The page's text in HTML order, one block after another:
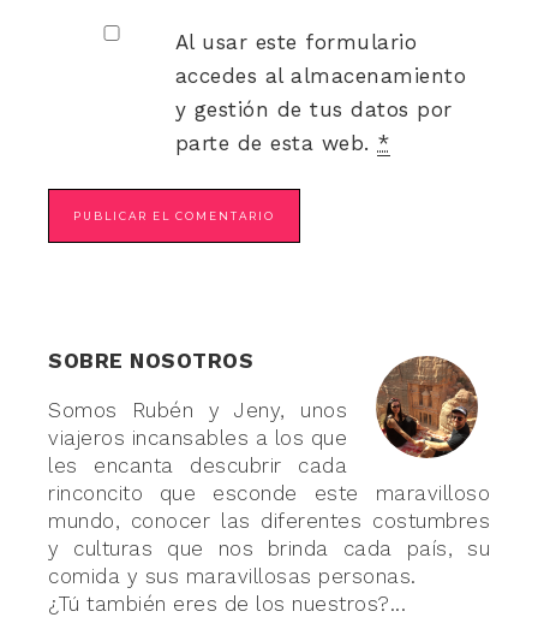
Al usar este formulario
accedes al almacenamiento
y gestión de tus datos por
parte de esta web. *
SOBRE NOSOTROS
Somos Rubén y Jeny, unos
viajeros incansables a los que
les encanta descubrir cada
rinconcito que esconde este maravilloso
mundo, conocer las diferentes costumbres
y culturas que nos brinda cada país, su
comida y sus maravillosas personas.
¿Tú también eres de los nuestros?...